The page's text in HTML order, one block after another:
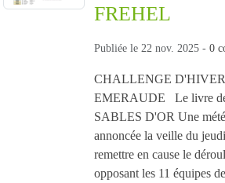
FREHEL
Publiée le 22 nov. 2025 - 0
CHALLENGE
EMERAUDE Le livre
SABLES D'OR Une
annoncée la veille du
remettre en cause le
opposant les 11 équipes